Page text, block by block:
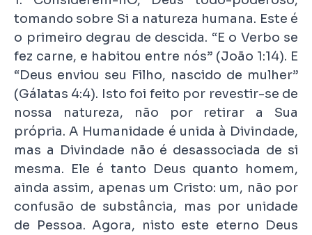
tomando sobre Si a natureza humana. Este é
o primeiro degrau de descida. “E o Verbo se
fez carne, e habitou entre nós” (João 1:14). E
“Deus enviou seu Filho, nascido de mulher”
(Gálatas 4:4). Isto foi feito por revestir-se de
nossa natureza, não por retirar a Sua
própria. A Humanidade é unida à Divindade,
mas a Divindade não é desassociada de si
mesma. Ele é tanto Deus quanto homem,
ainda assim, apenas um Cristo: um, não por
confusão de substância, mas por unidade
de Pessoa. Agora, nisto este eterno Deus